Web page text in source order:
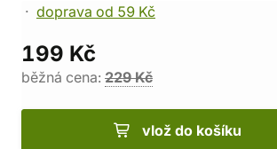
doprava od 59 Kč
199 Kč
běžná cena: 229 Kč
vlož do košíku